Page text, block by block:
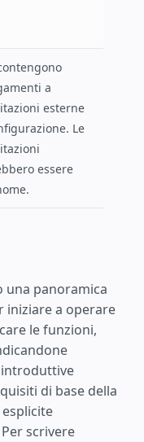
a
esterne
Le
essere
panoramica
iniziare a operare
le funzioni,
introduttive
di base della
scrivere